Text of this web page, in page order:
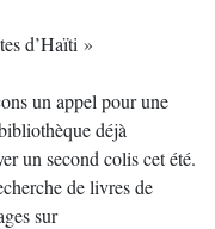
d’Haïti »
un appel pour une
déjà
un second colis cet été.
de livres de
sur